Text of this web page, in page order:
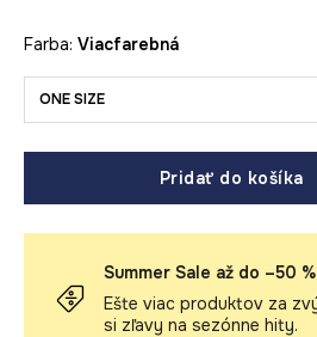
Farba: viacfarebná
ONE SIZE
Pridať do košíka
Summer Sale až do –50 %
Ešte viac produktov za
si zľavy na sezónne hity.